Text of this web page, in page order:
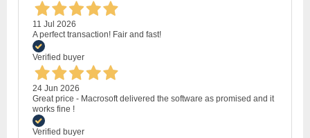
11 Jul 2026
A perfect transaction! Fair and fast!
Verified buyer
24 Jun 2026
Great price - Macrosoft delivered the software as promised and it
works fine !
Verified buyer